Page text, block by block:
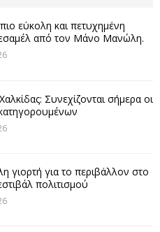
εύκολη και πετυχημένη
από τον Μάνο Μανώλη.
Συνεχίζονται σήμερα οι
γιορτή για το περιβάλλον στο
πολιτισμού